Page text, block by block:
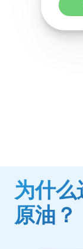
为什
原油？